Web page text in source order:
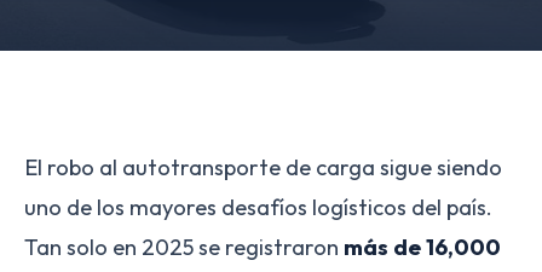
El robo al autotransporte de carga sigue siendo
uno de los mayores desafíos logísticos del país.
Tan solo en 2025 se registraron más de 16,000